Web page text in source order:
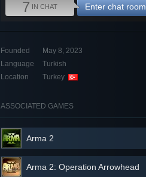
7 IN CHAT Enter chat room
Founded
May 8, 2023
Language
Turkish
Location
Turkey
ASSOCIATED GAMES
Arma 2
Arma 2: Operation Arrowhead